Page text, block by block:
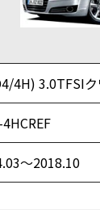
4H) 3.0TFSI
～2018.10